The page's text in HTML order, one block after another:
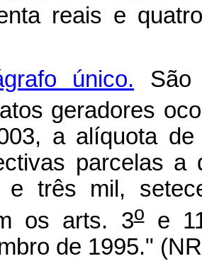
reais e
único. São
geradores
a alíquota
parcelas a
e três mil,
os arts. 3oe
de 1995."